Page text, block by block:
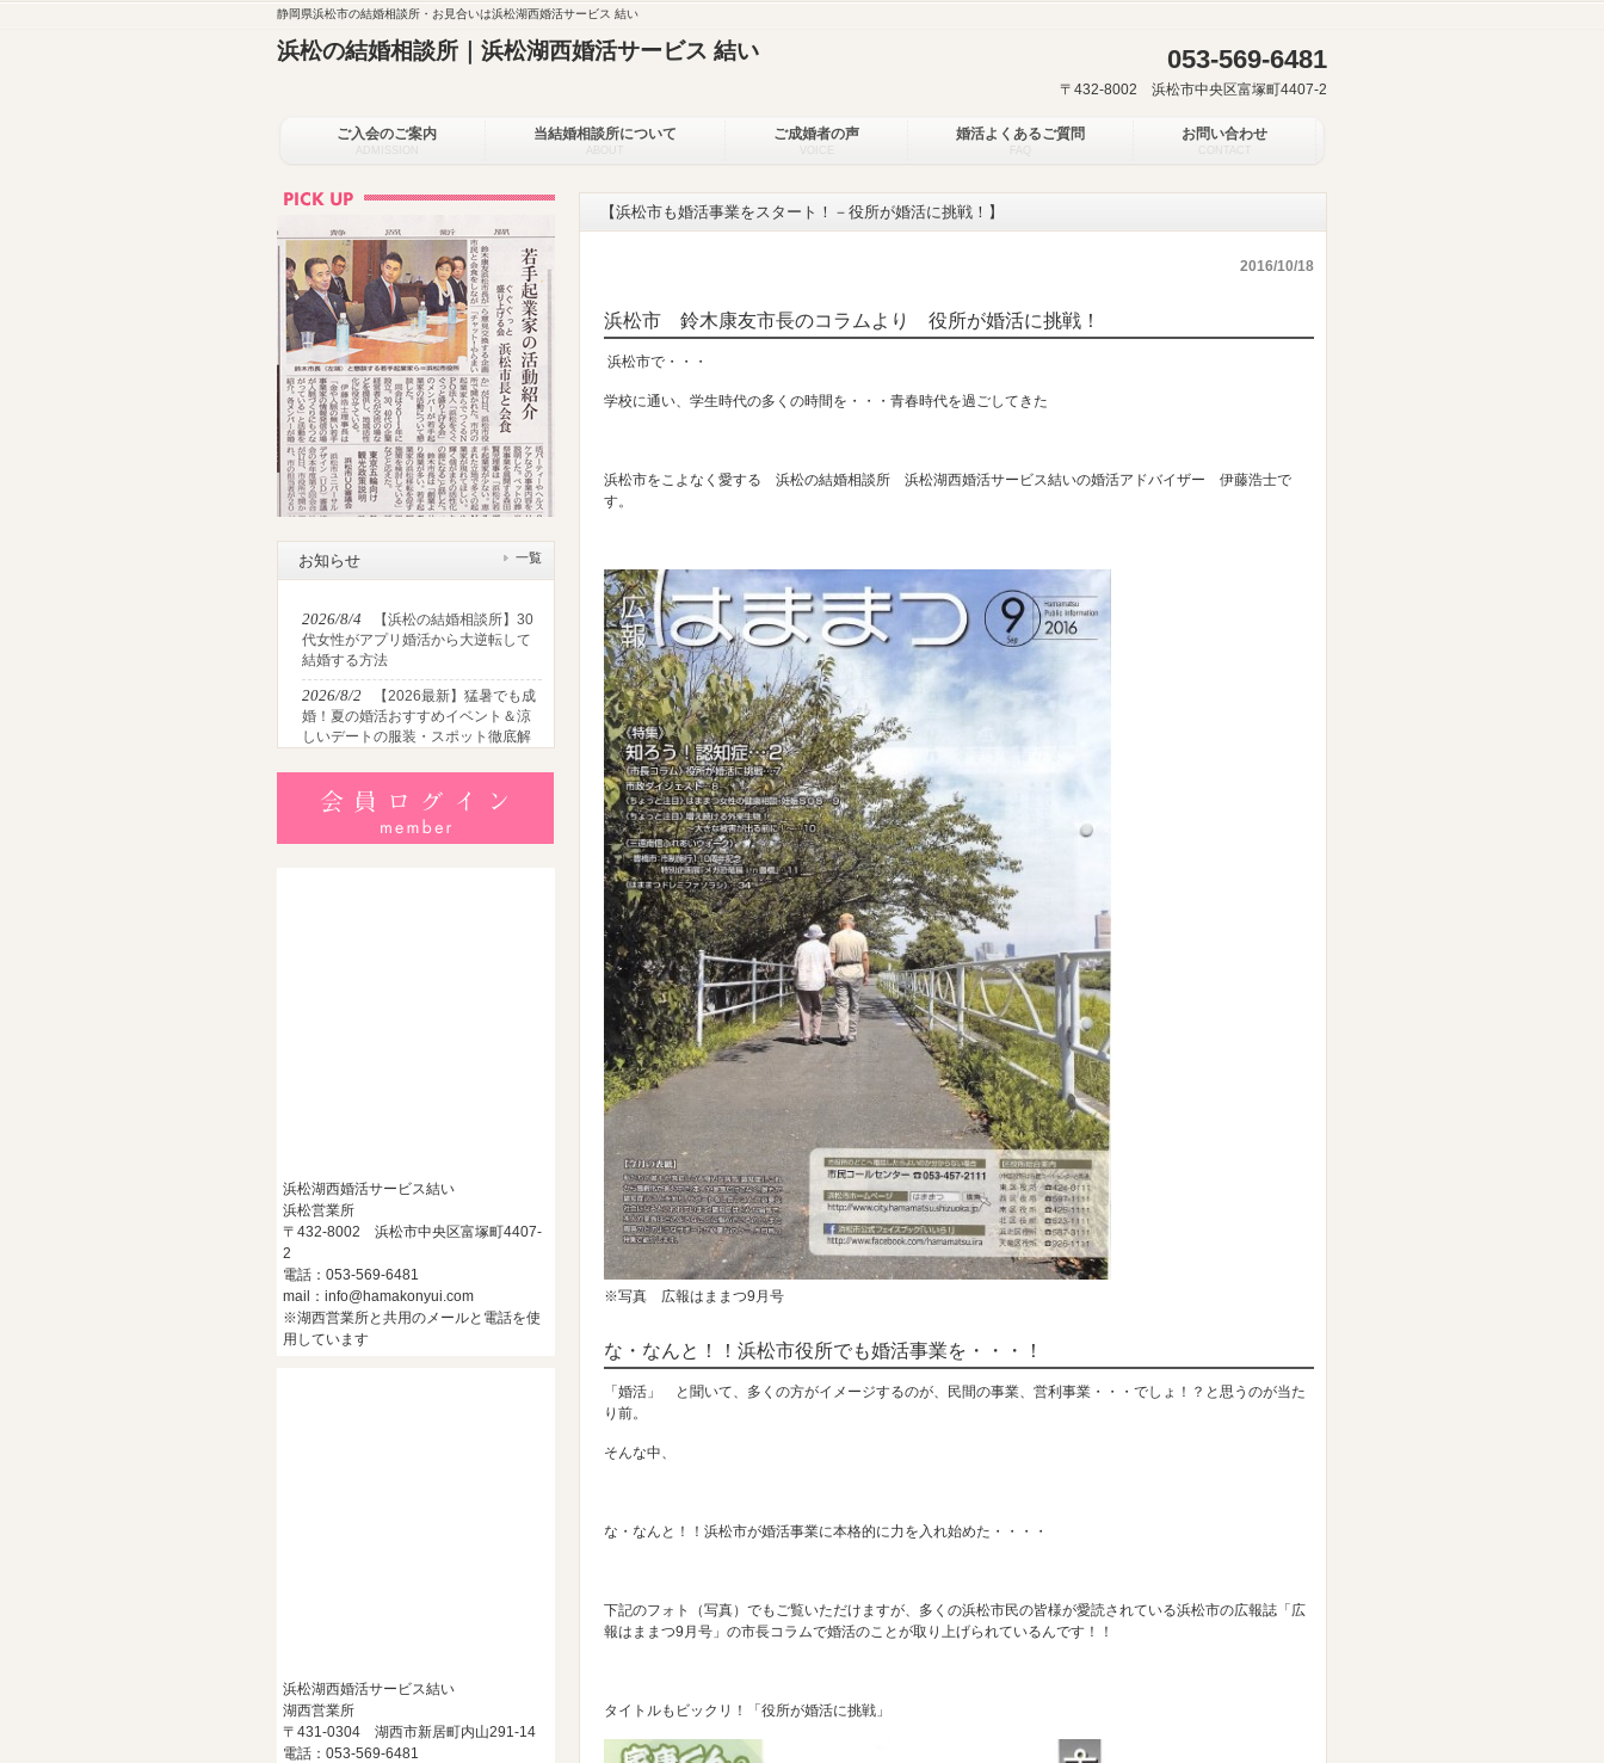
静岡県浜松市の結婚相談所・お見合いは浜松湖西婚活サービス 結い
浜松の結婚相談所｜浜松湖西婚活サービス 結い 053-569-6481
〒432-8002 浜松市中央区富塚町4407-2
ご入会のご案内 当結婚相談所について ご成婚者の声 婚活よくあるご質問 お問い合わせ
【浜松市も婚活事業をスタート！－役所が婚活に挑戦！】
2016/10/18
浜松市 鈴木康友市長のコラムより 役所が婚活に挑戦！
浜松市で・・・
学校に通い、学生時代の多くの時間を・・・青春時代を過ごしてきた
浜松市をこよなく愛する 浜松の結婚相談所 浜松湖西婚活サービス結いの婚活アドバイザー 伊藤浩士で
す。
※写真 広報はままつ9月号
な・なんと！！浜松市役所でも婚活事業を・・・！
「婚活」 と聞いて、多くの方がイメージするのが、民間の事業、営利事業・・・でしょ！？と思うのが当た
り前。
そんな中、
な・なんと！！浜松市が婚活事業に本格的に力を入れ始めた・・・・
下記のフォト（写真）でもご覧いただけますが、多くの浜松市民の皆様が愛読されている浜松市の広報誌「広
報はままつ9月号」の市長コラムで婚活のことが取り上げられているんです！！
タイトルもビックリ！「役所が婚活に挑戦」
お知らせ 一覧
2026/8/4
【浜松の結婚相談所】30
代女性がアプリ婚活から大逆転して
結婚する方法
2026/8/2
【2026最新】猛暑でも成
婚！夏の婚活おすすめイベント＆涼
しいデートの服装・スポット徹底解
2026/7/28
【浜松】アラフォー男性
が婚活で無双する3つの戦略！30代後
半・40代からの大人の成婚術
浜松湖西婚活サービス結い
浜松営業所
〒432-8002 浜松市中央区富塚町4407-
2
電話：053-569-6481
mail：info@hamakonyui.com
※湖西営業所と共用のメールと電話を使
用しています
浜松湖西婚活サービス結い
湖西営業所
〒431-0304 湖西市新居町内山291-14
電話：053-569-6481